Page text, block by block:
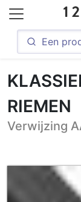
RIEMEN
Verwijzing